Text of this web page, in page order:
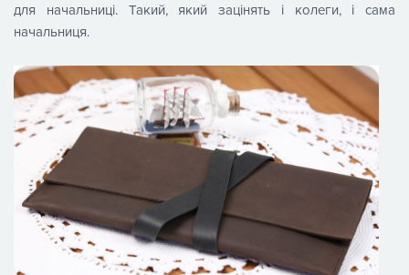
для начальниці. Такий, який зацінять і колеги, і сама
начальниця.